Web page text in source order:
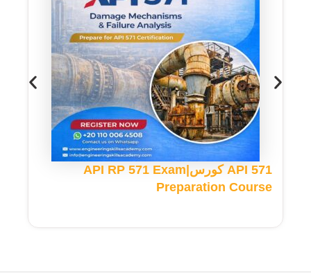
API 571 كورس|API RP 571 Exam
Preparation Course